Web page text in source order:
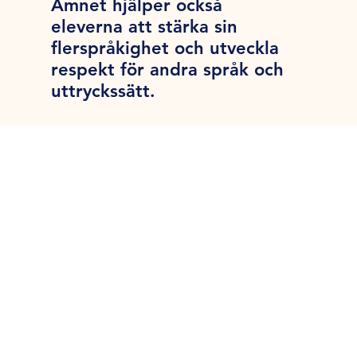
Ämnet hjälper också
eleverna att stärka sin
flerspråkighet och utveckla
respekt för andra språk och
uttryckssätt.